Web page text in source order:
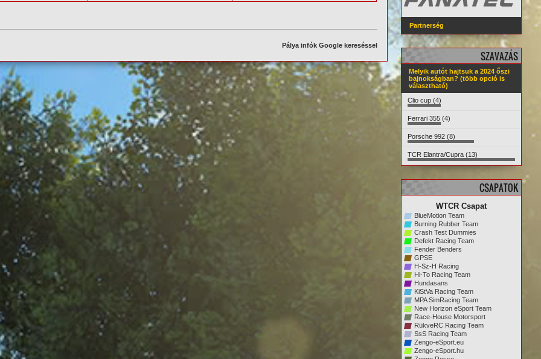
Pálya infók Google kereséssel
Partnerség
SZAVAZÁS
Melyik autót hajtsuk a 2024 őszi
bajnokságban? (több opció is
választható)
Clio cup (4)
Ferrari 355 (4)
Porsche 992 (8)
TCR Elantra/Cupra (13)
CSAPATOK
WTCR Csapat
BlueMotion Team
Burning Rubber Team
Crash Test Dummies
Defekt Racing Team
Fender Benders
GPSE
H-Sz-H Racing
Hi-To Racing Team
Hundasans
KiStVa Racing Team
MPA SimRacing Team
New Horizon eSport Team
Race-House Motorsport
RükveRC Racing Team
SsS Racing Team
Zengo-eSport.eu
Zengo-eSport.hu